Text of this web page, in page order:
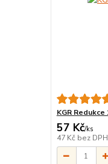
KGR Redukce
57 Kč/ks
47 Kč bez DPH